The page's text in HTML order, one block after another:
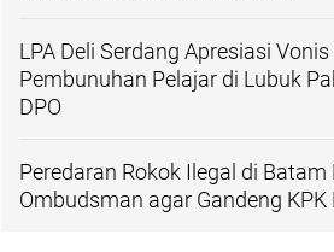
LPA Deli Serdang Apresiasi
Pembunuhan Pelajar di Lubuk
DPO
Peredaran Rokok Ilegal di
Ombudsman agar Gandeng